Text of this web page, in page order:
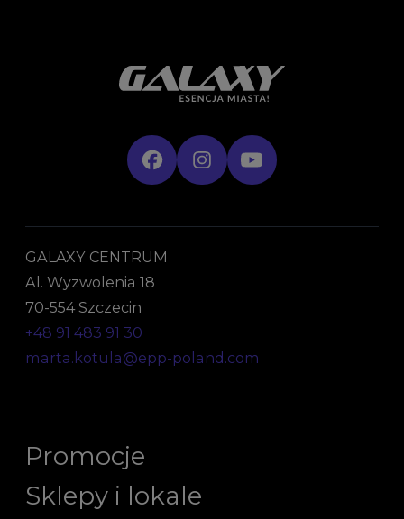
GALAXY CENTRUM
Al. Wyzwolenia 18
70-554 Szczecin
+48 91 483 91 30
marta.kotula@epp-poland.com
Promocje
Sklepy i lokale